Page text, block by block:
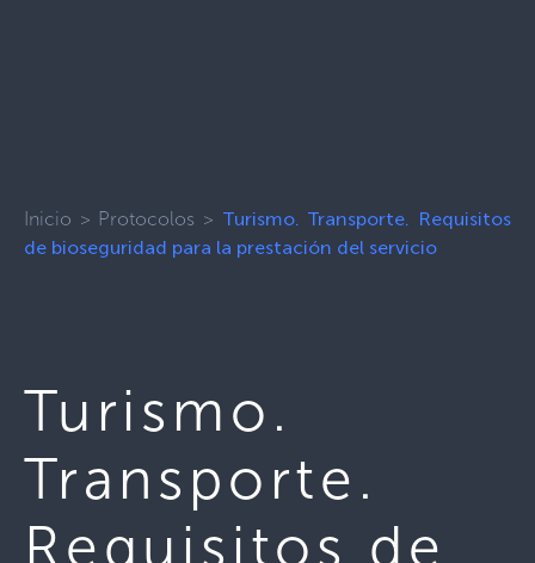
Inicio > Protocolos > Turismo. Transporte. Requisitos
de bioseguridad para la prestación del servicio
Turismo.
Transporte.
Requisitos de